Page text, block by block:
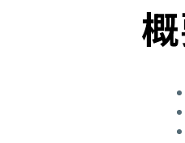
ローカル共創イニシアティ
サステナビリティマネジメント